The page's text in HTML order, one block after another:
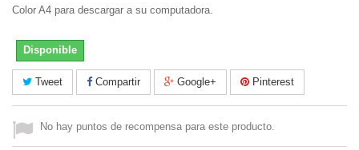
Color A4 para descargar a su computadora.
Disponible
Tweet Compartir Google+ Pinterest
No hay puntos de recompensa para este producto.